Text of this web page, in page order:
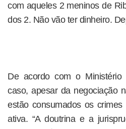
com aqueles 2 meninos de
dos 2. Não vão ter dinheiro.
De acordo com o Ministério
caso, apesar da negociação
estão consumados os
ativa. “A doutrina e a